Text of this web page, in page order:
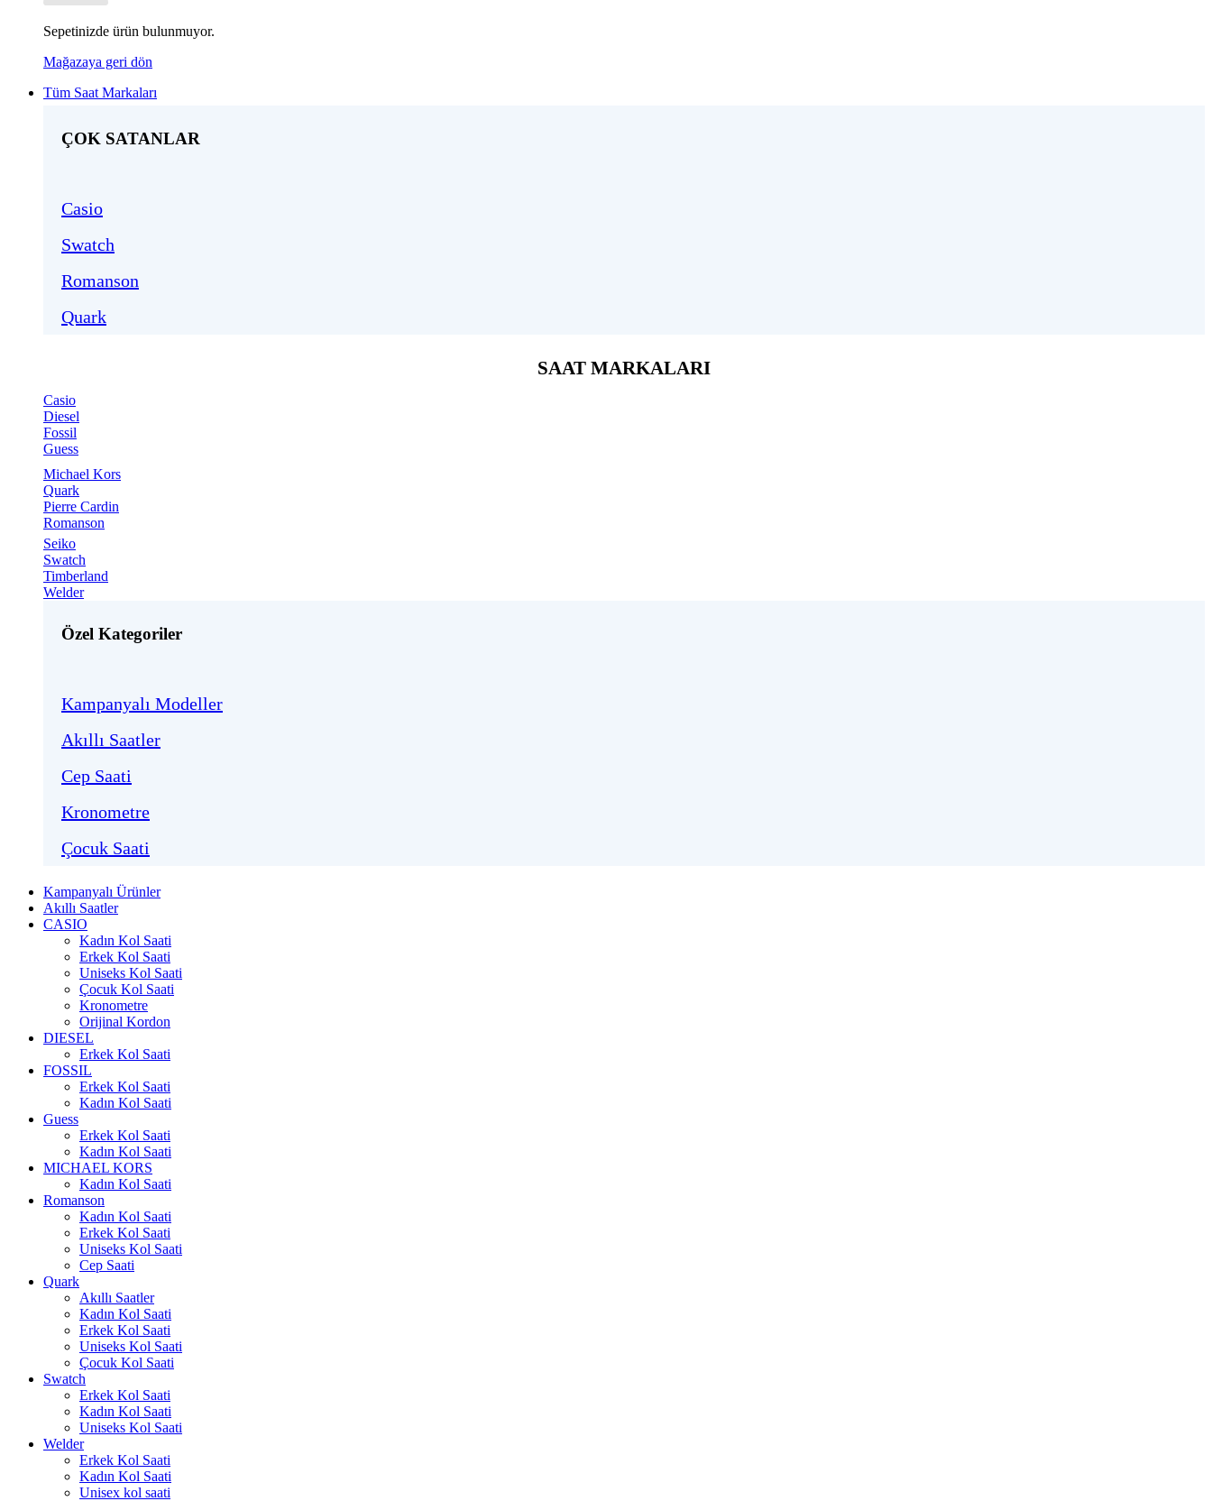
Sepetinizde ürün bulunmuyor.
Mağazaya geri dön
Tüm Saat Markaları
ÇOK SATANLAR
Casio
Swatch
Romanson
Quark
SAAT MARKALARI
Casio
Diesel
Fossil
Guess
Michael Kors
Quark
Pierre Cardin
Romanson
Seiko
Swatch
Timberland
Welder
Özel Kategoriler
Kampanyalı Modeller
Akıllı Saatler
Cep Saati
Kronometre
Çocuk Saati
Kampanyalı Ürünler
Akıllı Saatler
CASIO
Kadın Kol Saati
Erkek Kol Saati
Uniseks Kol Saati
Çocuk Kol Saati
Kronometre
Orijinal Kordon
DIESEL
Erkek Kol Saati
FOSSIL
Erkek Kol Saati
Kadın Kol Saati
Guess
Erkek Kol Saati
Kadın Kol Saati
MICHAEL KORS
Kadın Kol Saati
Romanson
Kadın Kol Saati
Erkek Kol Saati
Uniseks Kol Saati
Cep Saati
Quark
Akıllı Saatler
Kadın Kol Saati
Erkek Kol Saati
Uniseks Kol Saati
Çocuk Kol Saati
Swatch
Erkek Kol Saati
Kadın Kol Saati
Uniseks Kol Saati
Welder
Erkek Kol Saati
Kadın Kol Saati
Unisex kol saati